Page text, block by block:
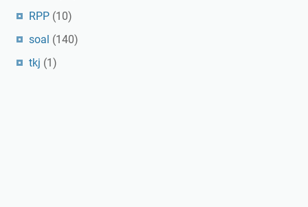
RPP (10)
soal (140)
tkj (1)